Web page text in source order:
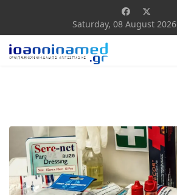
Saturday, 08 August 2026